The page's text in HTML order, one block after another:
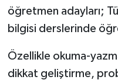
öğretmen adayları;
bilgisi derslerinde
Özellikle okuma-
dikkat geliştirme,